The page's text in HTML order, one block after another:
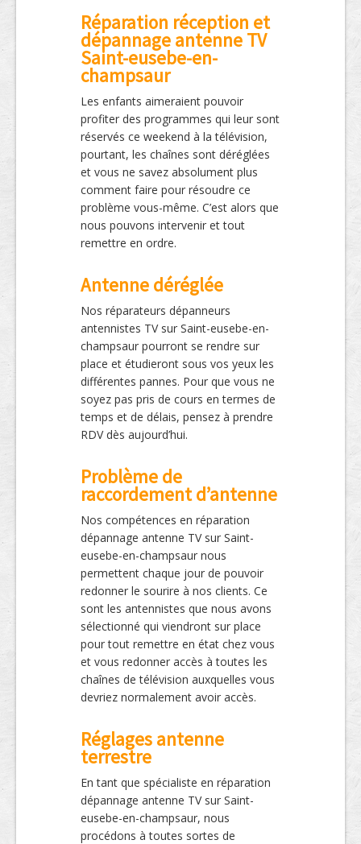
Réparation réception et
dépannage antenne TV
Saint-eusebe-en-
champsaur
Les enfants aimeraient pouvoir
profiter des programmes qui leur sont
réservés ce weekend à la télévision,
pourtant, les chaînes sont déréglées
et vous ne savez absolument plus
comment faire pour résoudre ce
problème vous-même. C’est alors que
nous pouvons intervenir et tout
remettre en ordre.
Antenne déréglée
Nos réparateurs dépanneurs
antennistes TV sur Saint-eusebe-en-
champsaur pourront se rendre sur
place et étudieront sous vos yeux les
différentes pannes. Pour que vous ne
soyez pas pris de cours en termes de
temps et de délais, pensez à prendre
RDV dès aujourd’hui.
Problème de
raccordement d’antenne
Nos compétences en réparation
dépannage antenne TV sur Saint-
eusebe-en-champsaur nous
permettent chaque jour de pouvoir
redonner le sourire à nos clients. Ce
sont les antennistes que nous avons
sélectionné qui viendront sur place
pour tout remettre en état chez vous
et vous redonner accès à toutes les
chaînes de télévision auxquelles vous
devriez normalement avoir accès.
Réglages antenne
terrestre
En tant que spécialiste en réparation
dépannage antenne TV sur Saint-
eusebe-en-champsaur, nous
procédons à toutes sortes de